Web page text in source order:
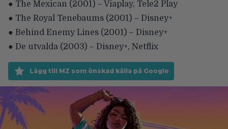
● The Mexican (2001) – Viaplay, Tele2 Play
● The Royal Tenebaums (2001) – Disney+
● Behind Enemy Lines (2001) – Disney+
● De utvalda (2003) – Disney+, Netflix
Lägg till MZ som önskad källa på Google